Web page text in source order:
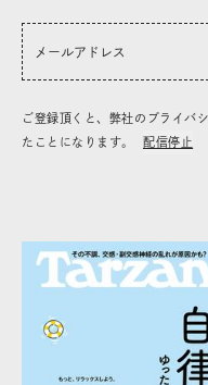
ご登録頂くと、弊社のプライバ
たことになります。
配信停止